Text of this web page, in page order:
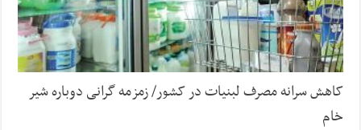
کاهش سرانه مصرف لبنیات در کشور/ زمزمه گرانی دوباره شیر
خام